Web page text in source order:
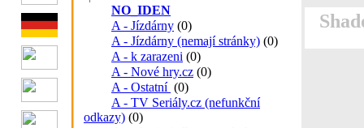
NO_IDEN
A - Jízdárny (0)
A - Jízdárny (nemají stránky) (0)
A - k zarazeni (0)
A - Nové hry.cz (0)
A - Ostatní (0)
A - TV Seriály.cz (nefunkční
odkazy) (0)